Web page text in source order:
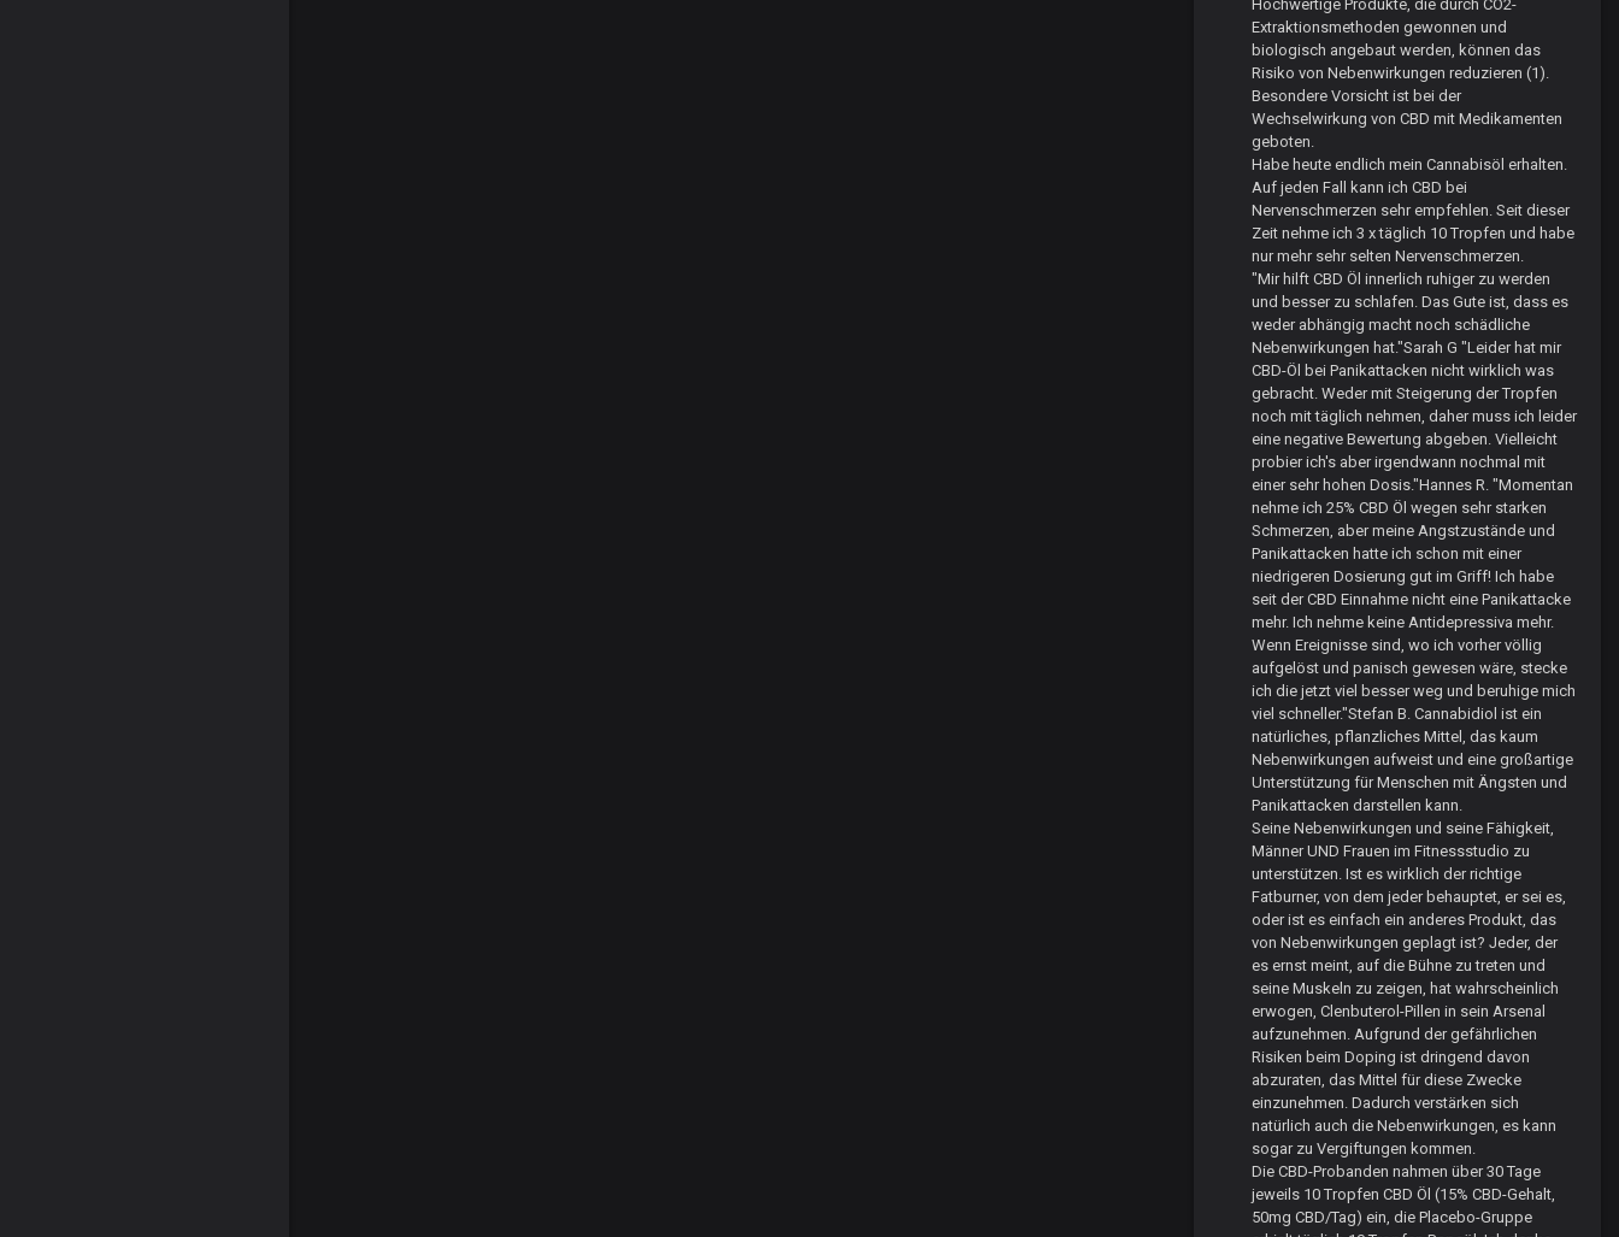
Hochwertige Produkte, die durch CO2-
Extraktionsmethoden gewonnen und
biologisch angebaut werden, können das
Risiko von Nebenwirkungen reduzieren (1).
Besondere Vorsicht ist bei der
Wechselwirkung von CBD mit Medikamenten
geboten.
Habe heute endlich mein Cannabisöl erhalten.
Auf jeden Fall kann ich CBD bei
Nervenschmerzen sehr empfehlen. Seit dieser
Zeit nehme ich 3 x täglich 10 Tropfen und habe
nur mehr sehr selten Nervenschmerzen.
"Mir hilft CBD Öl innerlich ruhiger zu werden
und besser zu schlafen. Das Gute ist, dass es
weder abhängig macht noch schädliche
Nebenwirkungen hat."Sarah G "Leider hat mir
CBD-Öl bei Panikattacken nicht wirklich was
gebracht. Weder mit Steigerung der Tropfen
noch mit täglich nehmen, daher muss ich leider
eine negative Bewertung abgeben. Vielleicht
probier ich's aber irgendwann nochmal mit
einer sehr hohen Dosis."Hannes R. "Momentan
nehme ich 25% CBD Öl wegen sehr starken
Schmerzen, aber meine Angstzustände und
Panikattacken hatte ich schon mit einer
niedrigeren Dosierung gut im Griff! Ich habe
seit der CBD Einnahme nicht eine Panikattacke
mehr. Ich nehme keine Antidepressiva mehr.
Wenn Ereignisse sind, wo ich vorher völlig
aufgelöst und panisch gewesen wäre, stecke
ich die jetzt viel besser weg und beruhige mich
viel schneller."Stefan B. Cannabidiol ist ein
natürliches, pflanzliches Mittel, das kaum
Nebenwirkungen aufweist und eine großartige
Unterstützung für Menschen mit Ängsten und
Panikattacken darstellen kann.
Seine Nebenwirkungen und seine Fähigkeit,
Männer UND Frauen im Fitnessstudio zu
unterstützen. Ist es wirklich der richtige
Fatburner, von dem jeder behauptet, er sei es,
oder ist es einfach ein anderes Produkt, das
von Nebenwirkungen geplagt ist? Jeder, der
es ernst meint, auf die Bühne zu treten und
seine Muskeln zu zeigen, hat wahrscheinlich
erwogen, Clenbuterol-Pillen in sein Arsenal
aufzunehmen. Aufgrund der gefährlichen
Risiken beim Doping ist dringend davon
abzuraten, das Mittel für diese Zwecke
einzunehmen. Dadurch verstärken sich
natürlich auch die Nebenwirkungen, es kann
sogar zu Vergiftungen kommen.
Die CBD-Probanden nahmen über 30 Tage
jeweils 10 Tropfen CBD Öl (15% CBD-Gehalt,
50mg CBD/Tag) ein, die Placebo-Gruppe